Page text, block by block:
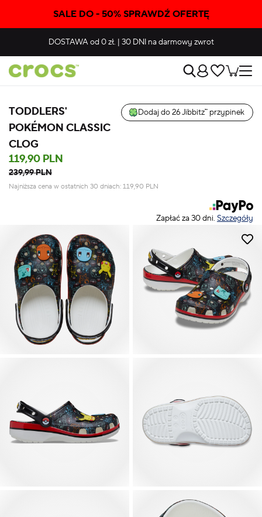
SALE DO - 50% SPRAWDŹ OFERTĘ
DOSTAWAod 0 zł. | 30 DNIna darmowy zwrot
TODDLERS'
POKÉMON CLASSIC
CLOG
Dodaj do 26 Jibbitz™ przypinek
119,90 PLN
239,99 PLN
Najniższa cena w ostatnich 30 dniach: 119,90 PLN
Zapłać za 30 dni. Szczegóły